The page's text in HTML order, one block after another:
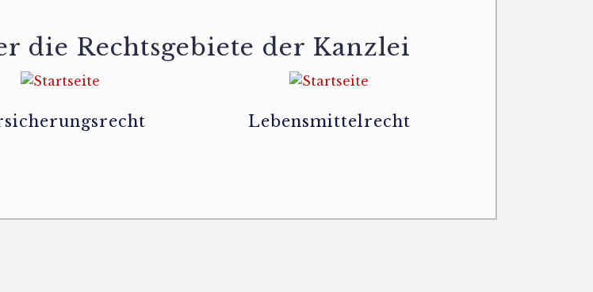
die Rechtsgebiete der Kanzlei
Lebensmittelrecht